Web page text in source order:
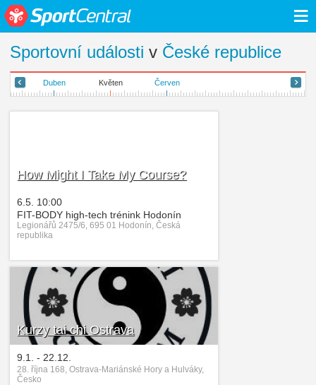
≡
Sportovní události v České republice
Duben Květen Červen
How Might I Take My Course?
6.5. 10:00
FIT-BODY high-tech trénink Hodonín
Legionářů 2475/6, 695 01 Hodonín, Česká
republika
Kurzy tai chi Ostrava
9.1. - 22.12.
28. října 168, Ostrava-Mariánské Hory a Hulváky,
Česko